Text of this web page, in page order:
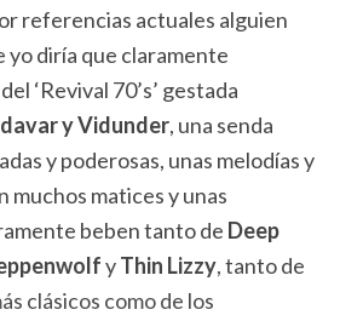
referencias actuales alguien
diría que claramente
‘Revival 70’s’ gestada
y Vidunder, una senda
y poderosas, unas melodías y
muchos matices y unas
beben tanto de Deep
yThin Lizzy, tanto de
clásicos como de los